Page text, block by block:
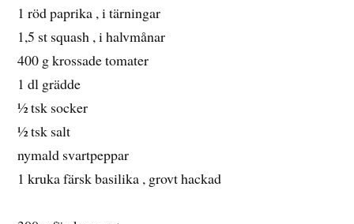
1 röd paprika , i tärningar
1,5 st squash , i halvmånar
400 g krossade tomater
1 dl grädde
½ tsk socker
½ tsk salt
nymald svartpeppar
1 kruka färsk basilika , grovt hackad